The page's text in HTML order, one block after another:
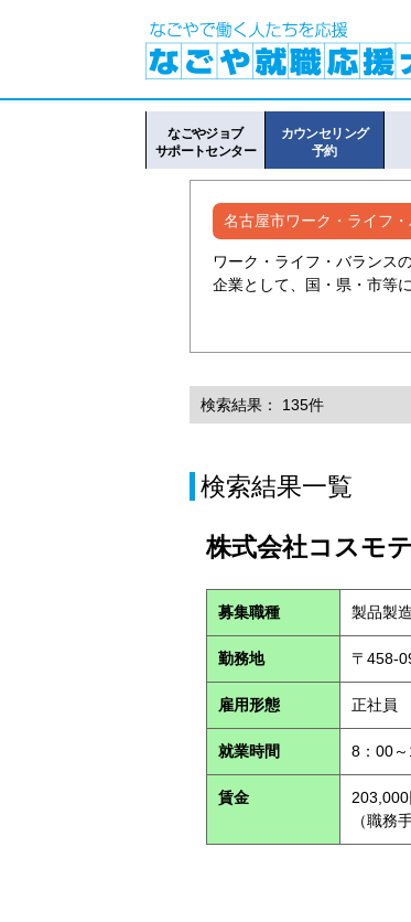
なごやジョブ
サポートセンター
カウンセリング
予約
名古屋市ワーク・ライフ
ワーク・ライフ・バランス
企業として、国・県・市等
検索結果： 135件
検索結果一覧
株式会社コスモ
募集職種 製品製造
勤務地 〒458-
雇用形態 正社員
就業時間 8：00
賃金
（職務